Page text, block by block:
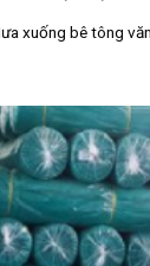
xuống bê tông